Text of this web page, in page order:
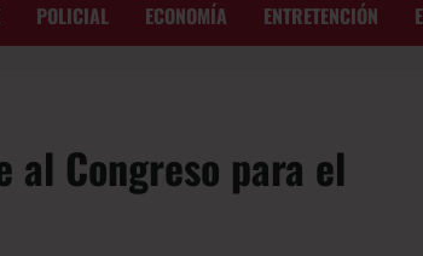
POLICIAL ECONOMÍA ENTRETENCIÓN
Congreso para el